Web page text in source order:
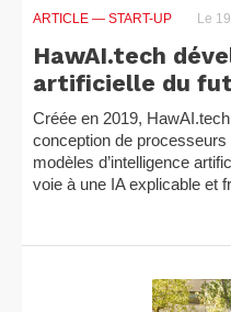
ARTICLE — START-UP Le
HawAI.tech
artificielle du
Créée en 2019,
conception de
modèles d’intelligence
voie à une IA explicable et